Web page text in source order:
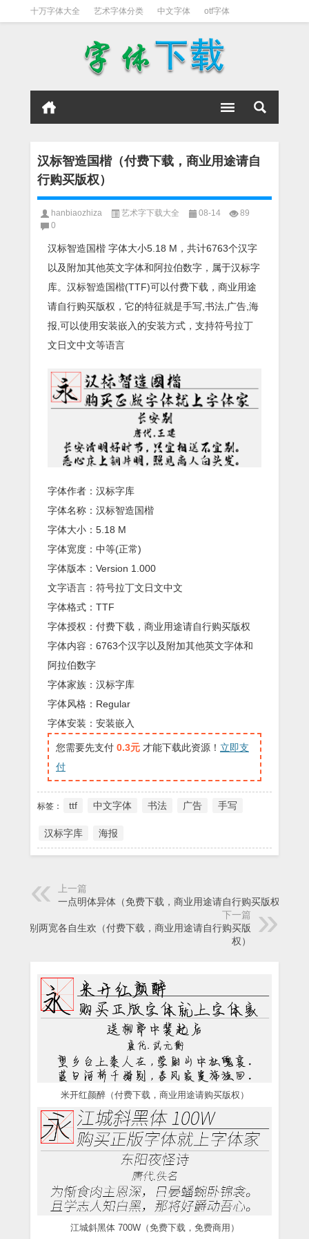
十万字体大全 艺术字体分类 中文字体 otf字体
汉标智造国楷（付费下载，商业用途请自
行购买版权）
hanbiaozhiza 艺术字下载大全 08-14
89
0
汉标智造国楷 字体大小5.18 M，共计6763个汉字
以及附加其他英文字体和阿拉伯数字，属于汉标字
库。汉标智造国楷(TTF)可以付费下载，商业用途
请自行购买版权，它的特征就是手写,书法,广告,海
报,可以使用安装嵌入的安装方式，支持符号拉丁
文日文中文等语言
字体作者：汉标字库
字体名称：汉标智造国楷
字体大小：5.18 M
字体宽度：中等(正常)
字体版本：Version 1.000
文字语言：符号拉丁文日文中文
字体格式：TTF
字体授权：付费下载，商业用途请自行购买版权
字体内容：6763个汉字以及附加其他英文字体和
阿拉伯数字
字体家族：汉标字库
字体风格：Regular
字体安装：安装嵌入
您需要先支付 0.3元 才能下载此资源！ 立即支
付
标签： ttf 中文字体 书法 广告 手写
汉标字库 海报
上一篇
一点明体异体（免费下载，商业用途请自行购买版权）
下一篇
一别两宽各自生欢（付费下载，商业用途请自行购买版
权）
米开红颜醉（付费下载，商业用途请购买版权）
江城斜黑体 700W（免费下载，免费商用）